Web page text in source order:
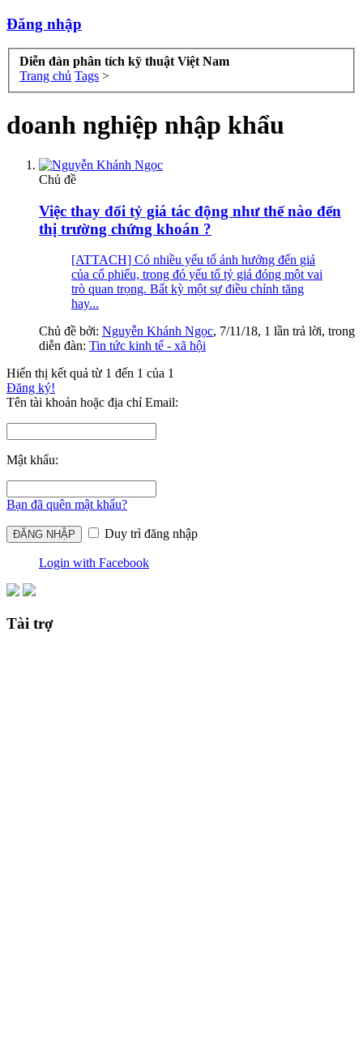
Đăng nhập
Diễn đàn phân tích kỹ thuật Việt Nam
Trang chủ Tags >
doanh nghiệp nhập khẩu
Chủ đề
Việc thay đổi tỷ giá tác động như thế nào đến
thị trường chứng khoán ?
[ATTACH] Có nhiều yếu tố ảnh hưởng đến giá
của cổ phiếu, trong đó yếu tố tỷ giá đóng một vai
trò quan trọng. Bất kỳ một sự điều chỉnh tăng
hay...
Chủ đề bởi: Nguyễn Khánh Ngọc, 7/11/18, 1 lần trả lời, trong
diễn đàn: Tin tức kinh tế - xã hội
Hiển thị kết quả từ 1 đến 1 của 1
Đăng ký!
Tên tài khoản hoặc địa chỉ Email:
Mật khẩu:
Bạn đã quên mật khẩu?
Duy trì đăng nhập
Login with Facebook
Tài trợ